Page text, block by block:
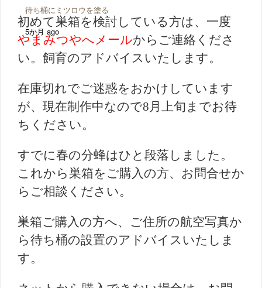
待ち桶にミツロウを塗る
5か月 ago
初めて巣箱を検討している方は、一度
やまみつやへメールからご連絡くださ
い。飼育のアドバイスいたします。
在庫切れでご迷惑をおかけしています
が、現在制作中なので8月上旬までお待
ちください。
すでに春の分蜂はひと段落しました。
これから巣箱をご購入の方、お問合せか
らご相談ください。
巣箱ご購入の方へ、ご住所の航空写真か
ら待ち桶の設置のアドバイスいたしま
す。